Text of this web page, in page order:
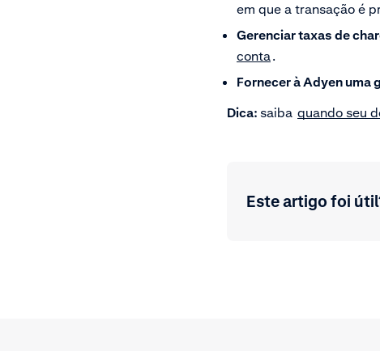
em que a transação é
Gerenciar taxas de
conta.
Fornecer à Adyen uma
Dica: saiba quando seu
Este artigo foi